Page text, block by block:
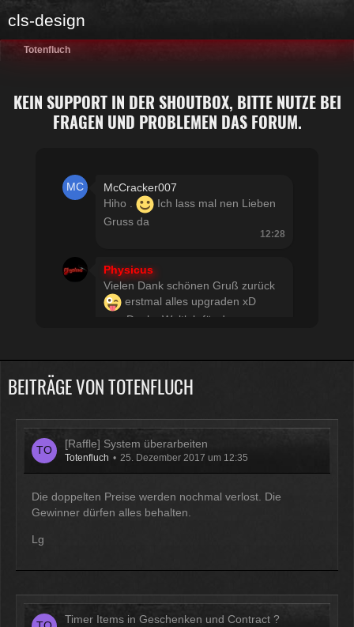
cls-design
Totenfluch
KEIN SUPPORT IN DER SHOUTBOX, BITTE NUTZE BEI
FRAGEN UND PROBLEMEN DAS FORUM.
McCracker007
Hiho .
Ich lass mal nen Lieben
Gruss da
12:28
Physicus
Vielen Dank schönen Gruß zurück
erstmal alles upgraden xD
usw Danke Woltlab für den
Physicus
13:47
McCracker007
zusammen was ich auftreiben
kann .
Muss 50 für einige
Physicus
Ja bei mir sind es 130 € für
BEITRÄGE VON TOTENFLUCH
[Raffle] System überarbeiten
Totenfluch 25. Dezember 2017 um 12:35
Die doppelten Preise werden nochmal verlost. Die
Gewinner dürfen alles behalten.
Lg
Timer Items in Geschenken und Contract ?